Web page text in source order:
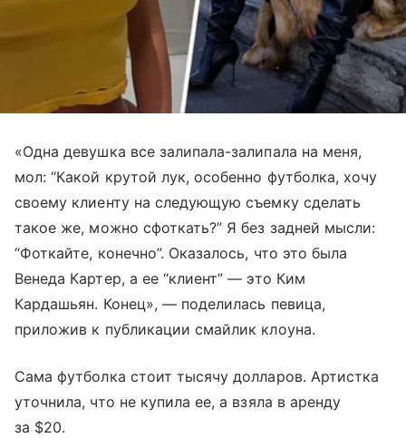
«Одна девушка все залипала-залипала на меня,
мол: “Какой крутой лук, особенно футболка, хочу
своему клиенту на следующую съемку сделать
такое же, можно сфоткать?” Я без задней мысли:
“Фоткайте, конечно”. Оказалось, что это была
Венеда Картер, а ее “клиент” — это Ким
Кардашьян. Конец», — поделилась певица,
приложив к публикации смайлик клоуна.
Сама футболка стоит тысячу долларов. Артистка
уточнила, что не купила ее, а взяла в аренду
за $20.